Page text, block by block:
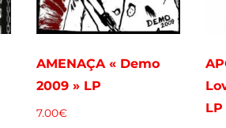
AMENAÇA « Demo
2009 » LP
7.00€
LP